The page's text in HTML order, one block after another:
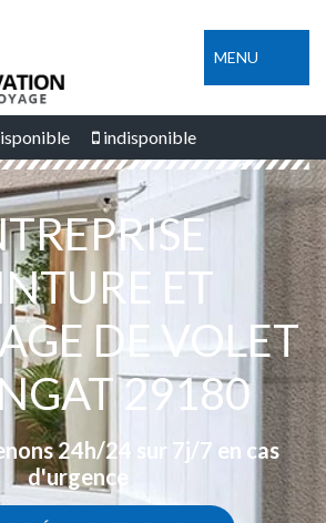
MENU
indisponible
ET
DE VOLET
29180
24h/24 sur 7j/7 en cas
d'urgence